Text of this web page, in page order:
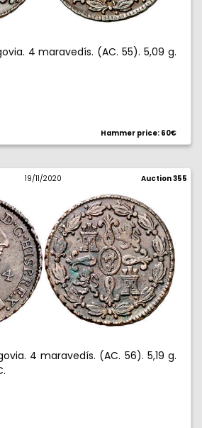
4 maravedís. (AC. 55). 5,09 g.
Hammer price: 60€
19/11/2020 Auction 355
4 maravedís. (AC. 56). 5,19 g.